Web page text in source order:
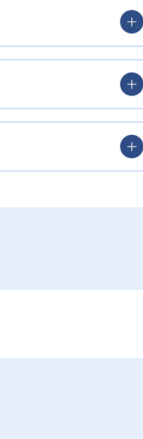
る。日本人講師は文法や日本語
を行う。双方向のアクティブラ
つまずきをすぐにフォローし
用意されており、通塾スケジュ
日本人講師がコミュニケーショ
だ語彙が限られる幼児期にリス
ポートするため、安心してスタ
者にも適した環境を提供する。
どもに適している。振替レッス
文法や語彙の理解を深め、外
レッスンが無料で学習機会を逃